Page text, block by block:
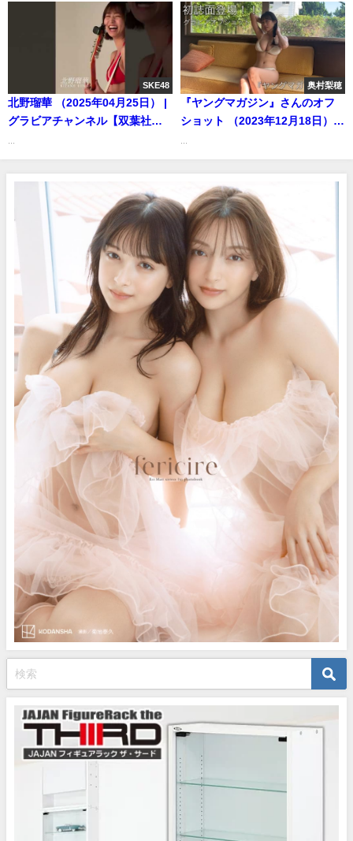
SPORTS！”」 (Oct 04, 2025) |
アイドルニッポン公式YouTube
チャンネルさんより
SKE48
北野瑠華 （2025年04月25日） |
グラビアチャンネル【双葉社公
奥村梨穂
『ヤングマガジン』さんのオフ
ショット （2023年12月18日） |